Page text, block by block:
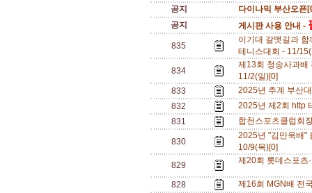
공지
다이나믹 부산오픈
공지
게시판 사용 안내 -
835
이기대 갈맷길과
테니스대회 - 11/
834
제13회 청송사과배
11/2(일)[0]
833
2025년 추계 부산
832
2025년 제2회 http
831
합천스포츠클럽회
830
2025년 "김만욱배"
10/9(목)[0]
829
제20회 롯데스포츠
828 제16회 MGN배 전